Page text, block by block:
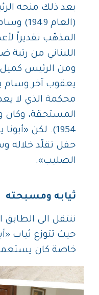
بعد ذلك منحه
(العام
المذهّب تقديراً
اللبناني من رتبة
ومن الرئيس
يعقوب آخر وسام
محكمة الذي لا
المستحقة، وكان
1954). لكن
حفل تقلّد خلاله
الصليب».
ثيابه ومسبحته
ننتقل الى
حيث تتوزع ثياب
خاصة كان